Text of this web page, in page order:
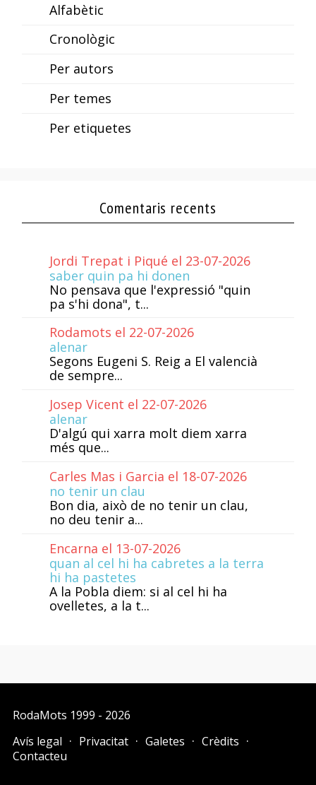
Alfabètic
Cronològic
Per autors
Per temes
Per etiquetes
Comentaris recents
Jordi Trepat i Piqué el 23-07-2026
saber quin pa hi donen
No pensava que l'expressió "quin
pa s'hi dona", t...
Rodamots el 22-07-2026
alenar
Segons Eugeni S. Reig a El valencià
de sempre...
Josep Vicent el 22-07-2026
alenar
D'algú qui xarra molt diem xarra
més que...
Carles Mas i Garcia el 18-07-2026
no tenir un clau
Bon dia, això de no tenir un clau,
no deu tenir a...
Encarna el 13-07-2026
quan al cel hi ha cabretes a la terra
hi ha pastetes
A la Pobla diem: si al cel hi ha
ovelletes, a la t...
RodaMots 1999 - 2026
Avís legal
Privacitat Galetes
Crèdits
Contacteu